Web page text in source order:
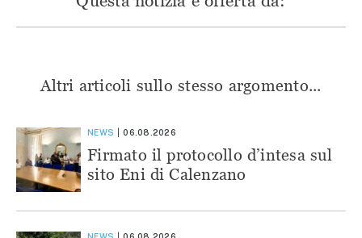
Altri articoli sullo stesso argomento...
NEWS 06.08.2026
Firmato il protocollo d’intesa sul
sito Eni di Calenzano